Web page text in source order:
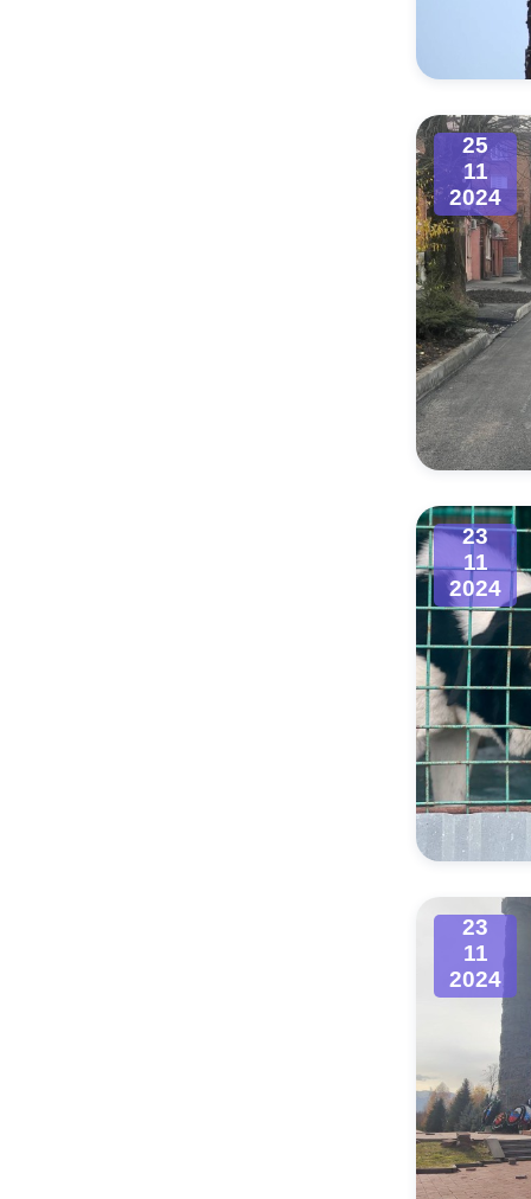
25
11
2024
23
11
2024
23
11
2024